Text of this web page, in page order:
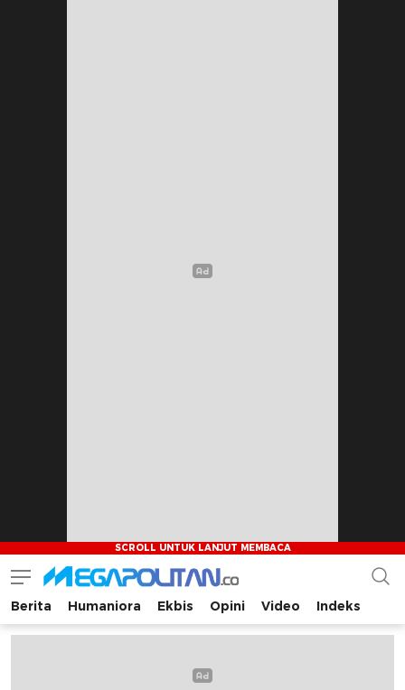
Megapolitan.co
Menyajikan berita-berita fakta bagi pembaca
Berita Humaniora Ekbis Opini Video Indeks